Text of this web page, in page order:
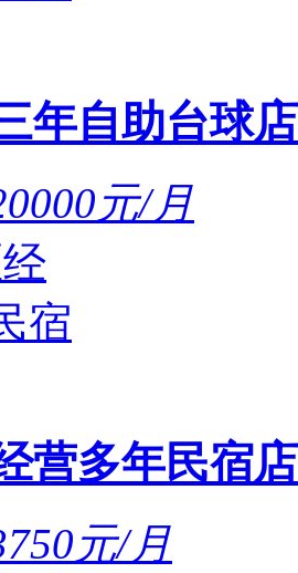
年自助台球
元/月
营多年民宿
元/月